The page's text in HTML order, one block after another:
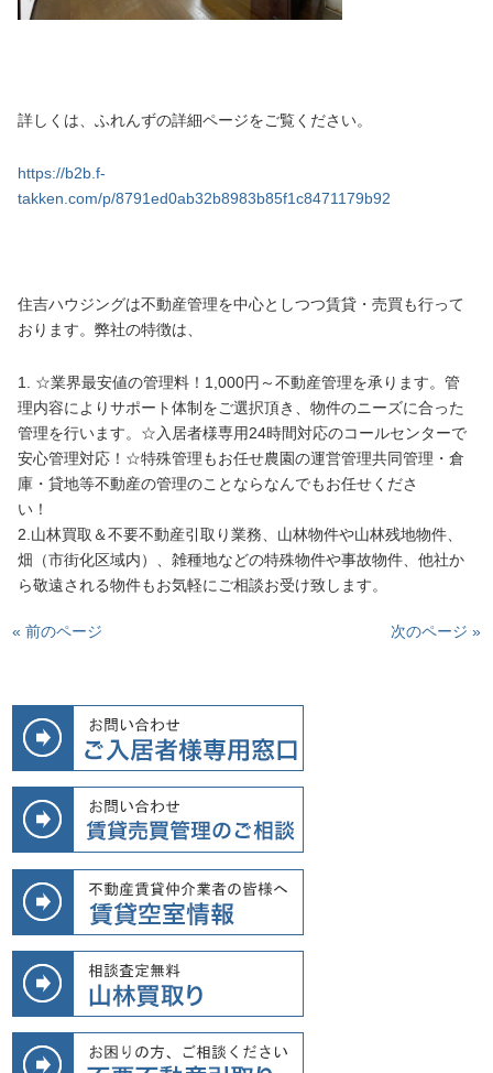
詳しくは、ふれんずの詳細ページをご覧ください。
https://b2b.f-
takken.com/p/8791ed0ab32b8983b85f1c8471179b92
住吉ハウジングは不動産管理を中心としつつ賃貸・売買も行って
おります。弊社の特徴は、
1. ☆業界最安値の管理料！1,000円～不動産管理を承ります。管
理内容によりサポート体制をご選択頂き、物件のニーズに合った
管理を行います。☆入居者様専用24時間対応のコールセンターで
安心管理対応！☆特殊管理もお任せ農園の運営管理共同管理・倉
庫・貸地等不動産の管理のことならなんでもお任せくださ
い！
2.山林買取＆不要不動産引取り業務、山林物件や山林残地物件、
畑（市街化区域内）、雑種地などの特殊物件や事故物件、他社か
ら敬遠される物件もお気軽にご相談お受け致します。
« 前のページ 次のページ »